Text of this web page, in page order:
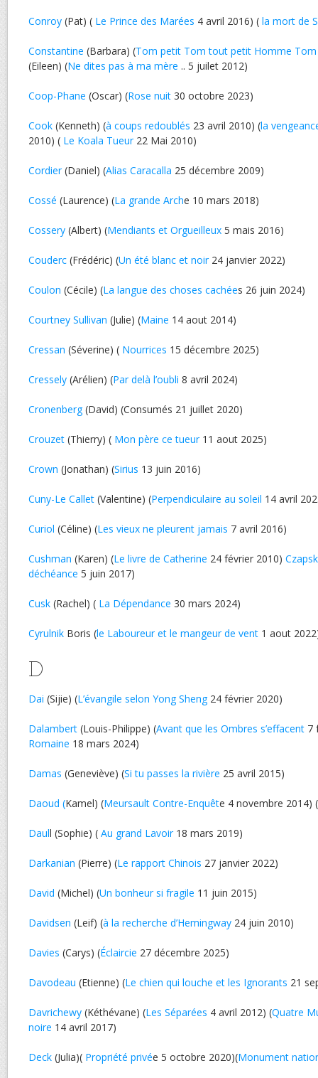
Conroy (Pat) ( Le Prince des Marées 4 avril 2016) ( la mort de
Constantine (Barbara) (Tom petit Tom tout petit Homme Tom
(Eileen) (Ne dites pas à ma mère .. 5 juilet 2012)
Coop-Phane (Oscar) (Rose nuit 30 octobre 2023)
Cook (Kenneth) (à coups redoublés 23 avril 2010) (la
2010) ( Le Koala Tueur22 Mai 2010)
Cordier(Daniel) (Alias Caracalla 25 décembre 2009)
Cossé (Laurence) (La grande Arche 10 mars 2018)
Cossery (Albert) (Mendiants et Orgueilleux 5 mais 2016)
Couderc (Frédéric) (Un été blanc et noir24 janvier 2022)
Coulon (Cécile) (La langue des choses cachées 26 juin 2024)
Courtney Sullivan (Julie) (Maine 14 aout 2014)
Cressan (Séverine) ( Nourrices 15 décembre 2025)
Cressely (Arélien) (Par delà l’oubli 8 avril 2024)
Cronenberg(David) (Consumés 21 juillet 2020)
Crouzet (Thierry) ( Mon père ce tueur11 aout 2025)
Crown (Jonathan) (Sirius 13 juin 2016)
Cuny-Le Callet (Valentine) (Perpendiculaire au soleil 14 avril
Curiol (Céline) (Les vieux ne pleurent jamais 7 avril 2016)
Cushman (Karen) (Le livre de Catherine 24 février 2010)
déchéance 5 juin 2017)
Cusk (Rachel) ( La Dépendance 30 mars 2024)
Cyrulnik Boris (le Laboureur et le mangeur de vent 1 aout
D
Dai (Sijie) (L’évangile selon Yong Sheng24 février 2020)
Dalambert (Louis-Philippe) (Avant que les Ombres s’effacent 7
Romaine 18 mars 2024)
Damas (Geneviève) (Si tu passes la rivière 25 avril 2015)
Daoud (Kamel) (Meursault Contre-Enquête 4 novembre 2014) (
Daull (Sophie) ( Au grand Lavoir18 mars 2019)
Darkanian (Pierre) (Le rapport Chinois 27 janvier 2022)
David (Michel) (Un bonheur si fragile 11 juin 2015)
Davidsen (Leif) (à la recherche d’Hemingway 24 juin 2010)
Davies (Carys) (Éclaircie 27 décembre 2025)
Davodeau (Etienne) (Le chien qui louche et les Ignorants 21
Davrichewy (Kéthévane) (Les Séparées 4 avril 2012) (Quatre
noire 14 avril 2017)
Deck (Julia)( Propriété privée 5 octobre 2020)(Monument